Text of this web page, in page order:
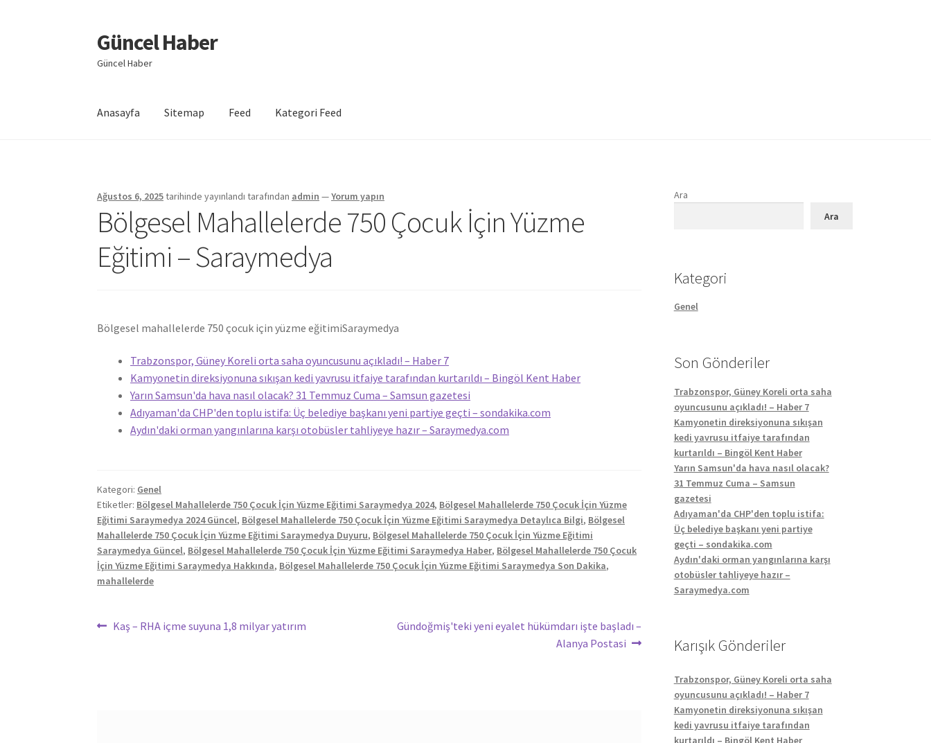
Dolaşıma
geç
İçeriğe
geç
Güncel Haber
Güncel Haber
Anasayfa Sitemap Feed Kategori Feed
Ağustos 6, 2025tarihinde yayınlandı tarafından admin —Yorum yapın
Bölgesel Mahallelerde 750 Çocuk İçin Yüzme
Eğitimi – Saraymedya
Bölgesel mahallelerde 750 çocuk için yüzme eğitimiSaraymedya
Trabzonspor, Güney Koreli orta saha oyuncusunu açıkladı! – Haber 7
Kamyonetin direksiyonuna sıkışan kedi yavrusu itfaiye tarafından kurtarıldı – Bingöl Kent Haber
Yarın Samsun'da hava nasıl olacak? 31 Temmuz Cuma – Samsun gazetesi
Adıyaman'da CHP'den toplu istifa: Üç belediye başkanı yeni partiye geçti – sondakika.com
Aydın'daki orman yangınlarına karşı otobüsler tahliyeye hazır – Saraymedya.com
Kategori: Genel
Etiketler: Bölgesel Mahallelerde 750 Çocuk İçin Yüzme Eğitimi Saraymedya 2024, Bölgesel Mahallelerde 750 Çocuk İçin Yüzme
Eğitimi Saraymedya 2024 Güncel, Bölgesel Mahallelerde 750 Çocuk İçin Yüzme Eğitimi Saraymedya Detaylıca Bilgi, Bölgesel
Mahallelerde 750 Çocuk İçin Yüzme Eğitimi Saraymedya Duyuru, Bölgesel Mahallelerde 750 Çocuk İçin Yüzme Eğitimi
Saraymedya Güncel, Bölgesel Mahallelerde 750 Çocuk İçin Yüzme Eğitimi Saraymedya Haber, Bölgesel Mahallelerde 750 Çocuk
İçin Yüzme Eğitimi Saraymedya Hakkında, Bölgesel Mahallelerde 750 Çocuk İçin Yüzme Eğitimi Saraymedya Son Dakika,
mahallelerde
YazıÖnceki
Kaş – RHA içme suyuna 1,8 milyar yatırım
Sonraki
Gündoğmiş'teki yeni eyalet hükümdarı işte başladı –
Alanya Postasi
Ara
Ara
Kategori
Genel
Son Gönderiler
Trabzonspor, Güney Koreli orta saha
oyuncusunu açıkladı! – Haber 7
Kamyonetin direksiyonuna sıkışan
kedi yavrusu itfaiye tarafından
kurtarıldı – Bingöl Kent Haber
Yarın Samsun'da hava nasıl olacak?
31 Temmuz Cuma – Samsun
gazetesi
Adıyaman'da CHP'den toplu istifa:
Üç belediye başkanı yeni partiye
geçti – sondakika.com
Aydın'daki orman yangınlarına karşı
otobüsler tahliyeye hazır –
Saraymedya.com
Karışık Gönderiler
Trabzonspor, Güney Koreli orta saha
oyuncusunu açıkladı! – Haber 7
Kamyonetin direksiyonuna sıkışan
kedi yavrusu itfaiye tarafından
kurtarıldı – Bingöl Kent Haber